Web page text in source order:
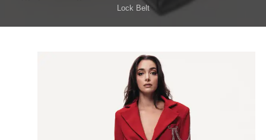
Lock Belt